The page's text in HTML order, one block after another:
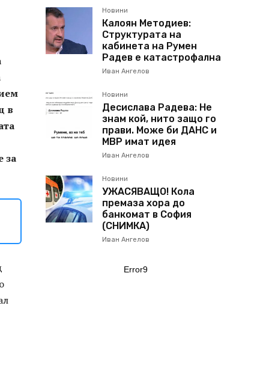
в
за
Новини
Калоян Методиев:
Структурата на
кабинета на Румен
Радев е катастрофална
Иван Ангелов
Новини
Десислава Радева: Не
знам кой, нито защо го
прави. Може би ДАНС и
МВР имат идея
Иван Ангелов
Новини
УЖАСЯВАЩО! Кола
премаза хора до
банкомат в София
(СНИМКА)
Иван Ангелов
Error9